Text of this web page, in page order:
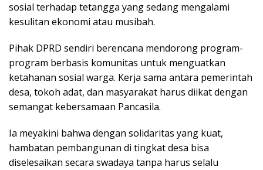
sosial terhadap tetangga yang sedang mengalami
kesulitan ekonomi atau musibah.
Pihak DPRD sendiri berencana mendorong program-
program berbasis komunitas untuk menguatkan
ketahanan sosial warga. Kerja sama antara pemerintah
desa, tokoh adat, dan masyarakat harus diikat dengan
semangat kebersamaan Pancasila.
Ia meyakini bahwa dengan solidaritas yang kuat,
hambatan pembangunan di tingkat desa bisa
diselesaikan secara swadaya tanpa harus selalu